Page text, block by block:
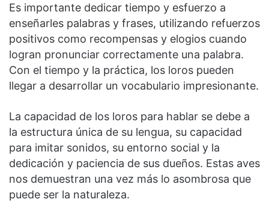
Es importante dedicar tiempo y esfuerzo a
enseñarles palabras y frases, utilizando refuerzos
positivos como recompensas y elogios cuando
logran pronunciar correctamente una palabra.
Con el tiempo y la práctica, los loros pueden
llegar a desarrollar un vocabulario impresionante.
La capacidad de los loros para hablar se debe a
la estructura única de su lengua, su capacidad
para imitar sonidos, su entorno social y la
dedicación y paciencia de sus dueños. Estas aves
nos demuestran una vez más lo asombrosa que
puede ser la naturaleza.